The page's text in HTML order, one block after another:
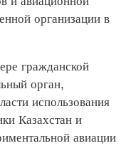
организации в
гражданской
орган,
использования
Казахстан и
авиации